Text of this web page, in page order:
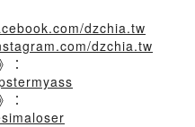
dzchia.tw
dzchia.tw
：
：